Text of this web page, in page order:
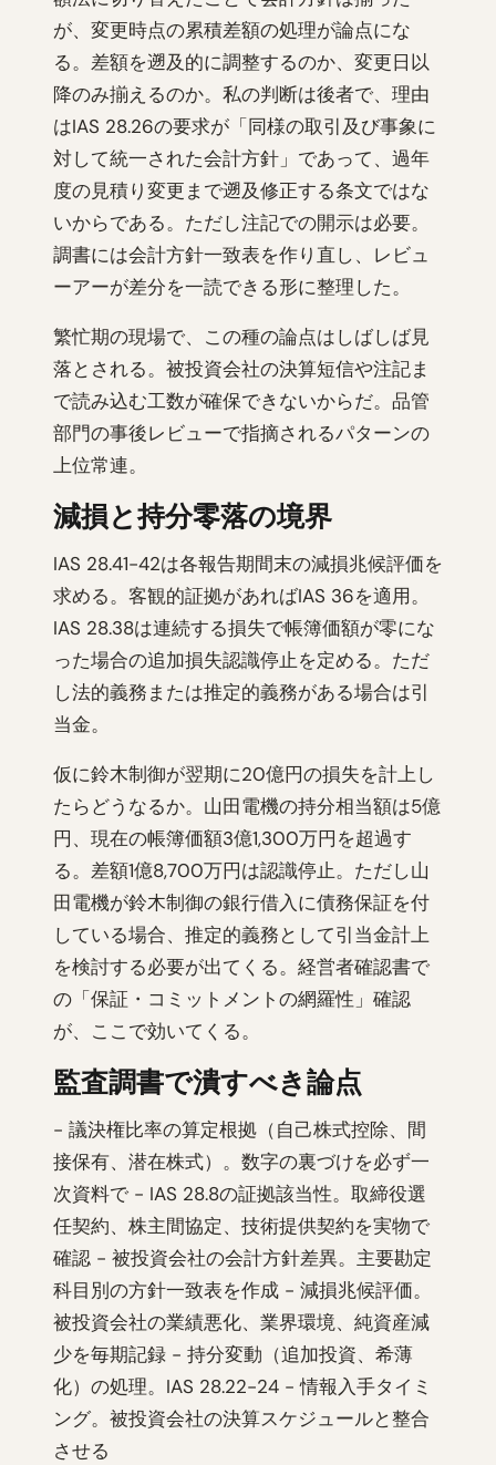
が、変更時点の累積差額の処理が論点にな
る。差額を遡及的に調整するのか、変更日以
降のみ揃えるのか。私の判断は後者で、理由
はIAS 28.26の要求が「同様の取引及び事象に
対して統一された会計方針」であって、過年
度の見積り変更まで遡及修正する条文ではな
いからである。ただし注記での開示は必要。
調書には会計方針一致表を作り直し、レビュ
ーアーが差分を一読できる形に整理した。
繁忙期の現場で、この種の論点はしばしば見
落とされる。被投資会社の決算短信や注記ま
で読み込む工数が確保できないからだ。品管
部門の事後レビューで指摘されるパターンの
上位常連。
減損と持分零落の境界
IAS 28.41-42は各報告期間末の減損兆候評価を
求める。客観的証拠があればIAS 36を適用。
IAS 28.38は連続する損失で帳簿価額が零にな
った場合の追加損失認識停止を定める。ただ
し法的義務または推定的義務がある場合は引
当金。
仮に鈴木制御が翌期に20億円の損失を計上し
たらどうなるか。山田電機の持分相当額は5億
円、現在の帳簿価額3億1,300万円を超過す
る。差額1億8,700万円は認識停止。ただし山
田電機が鈴木制御の銀行借入に債務保証を付
している場合、推定的義務として引当金計上
を検討する必要が出てくる。経営者確認書で
の「保証・コミットメントの網羅性」確認
が、ここで効いてくる。
監査調書で潰すべき論点
- 議決権比率の算定根拠（自己株式控除、間
接保有、潜在株式）。数字の裏づけを必ず一
次資料で - IAS 28.8の証拠該当性。取締役選
任契約、株主間協定、技術提供契約を実物で
確認 - 被投資会社の会計方針差異。主要勘定
科目別の方針一致表を作成 - 減損兆候評価。
被投資会社の業績悪化、業界環境、純資産減
少を毎期記録 - 持分変動（追加投資、希薄
化）の処理。IAS 28.22-24 - 情報入手タイミ
ング。被投資会社の決算スケジュールと整合
させる